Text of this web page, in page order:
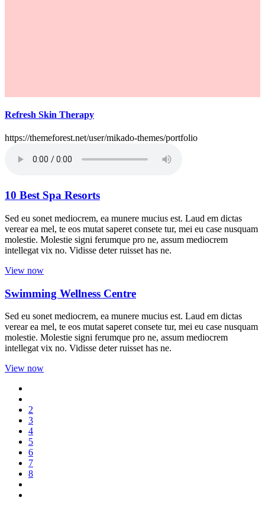
Refresh Skin Therapy
https://themeforest.net/user/mikado-themes/portfolio
10 Best Spa Resorts
Sed eu sonet mediocrem, ea munere mucius est. Laud em dictas
verear ea mel, te eos mutat saperet consete tur, mei eu case nusquam
molestie. Molestie signi ferumque pro ne, assum mediocrem
intellegat vix no. Vidisse deter ruisset has ne.
View now
Swimming Wellness Centre
Sed eu sonet mediocrem, ea munere mucius est. Laud em dictas
verear ea mel, te eos mutat saperet consete tur, mei eu case nusquam
molestie. Molestie signi ferumque pro ne, assum mediocrem
intellegat vix no. Vidisse deter ruisset has ne.
View now
2
3
4
5
6
7
8